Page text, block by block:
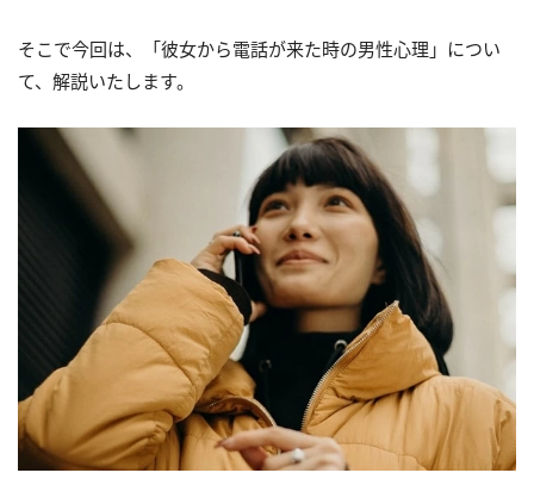
そこで今回は、「彼女から電話が来た時の男性心理」につい
て、解説いたします。